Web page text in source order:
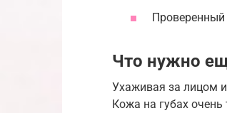
Проверенный
Что нужно
Ухаживая за лицом
Кожа на губах очень